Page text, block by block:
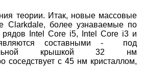
теории. Итак, новые массовые
Clarkdale, более узнаваемые по
рядов Intel Core i5, Intel Core i3 и
составными - под
крышкой 32 нм
соседствует с 45 нм кристаллом,